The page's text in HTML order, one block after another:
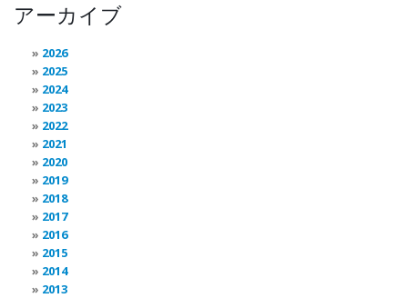
アーカイブ
2026
2025
2024
2023
2022
2021
2020
2019
2018
2017
2016
2015
2014
2013